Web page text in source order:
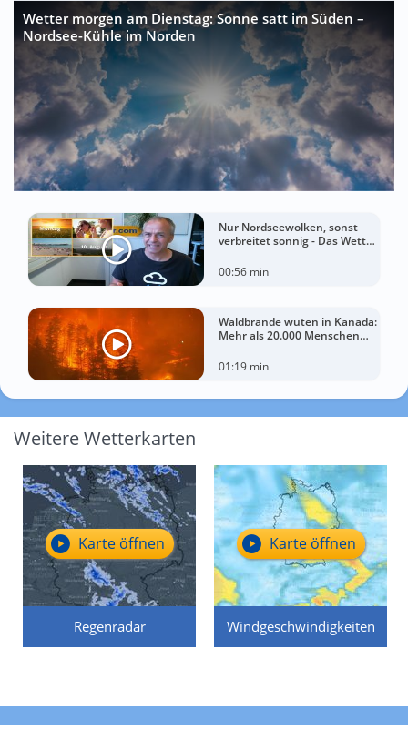
Wetter morgen am Dienstag: Sonne satt im Süden –
Nordsee-Kühle im Norden
Nur Nordseewolken, sonst
verbreitet sonnig - Das Wetter
00:56 min
Waldbrände wüten in Kanada:
Mehr als 20.000 Menschen
01:19 min
Weitere Wetterkarten
Regenradar
Karte öffnen
Windgeschwindigkeiten
Karte öffnen